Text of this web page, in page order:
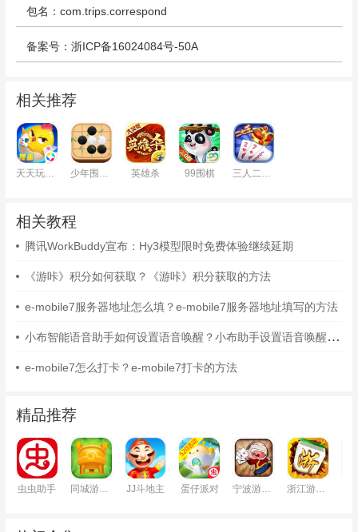
包名：com.trips.correspond
备案号：浙ICP备16024084号-50A
相关推荐
天天玩掼蛋 少年围棋AI 英雄杀 99围棋 三人二七王
相关教程
腾讯WorkBuddy宣布：Hy3模型限时免费体验继续延期
《游咔》积分如何获取？《游咔》积分获取的方法
e-mobile7服务器地址怎么填？e-mobile7服务器地址填写的方法
小布智能语音助手如何设置语音唤醒？小布助手设置语音唤醒的方法
e-mobile7怎么打卡？e-mobile7打卡的方法
精品推荐
虫虫助手 同城游戏大厅 JJ斗地主 蛋仔派对 宁波游戏大厅 浙江游戏大厅